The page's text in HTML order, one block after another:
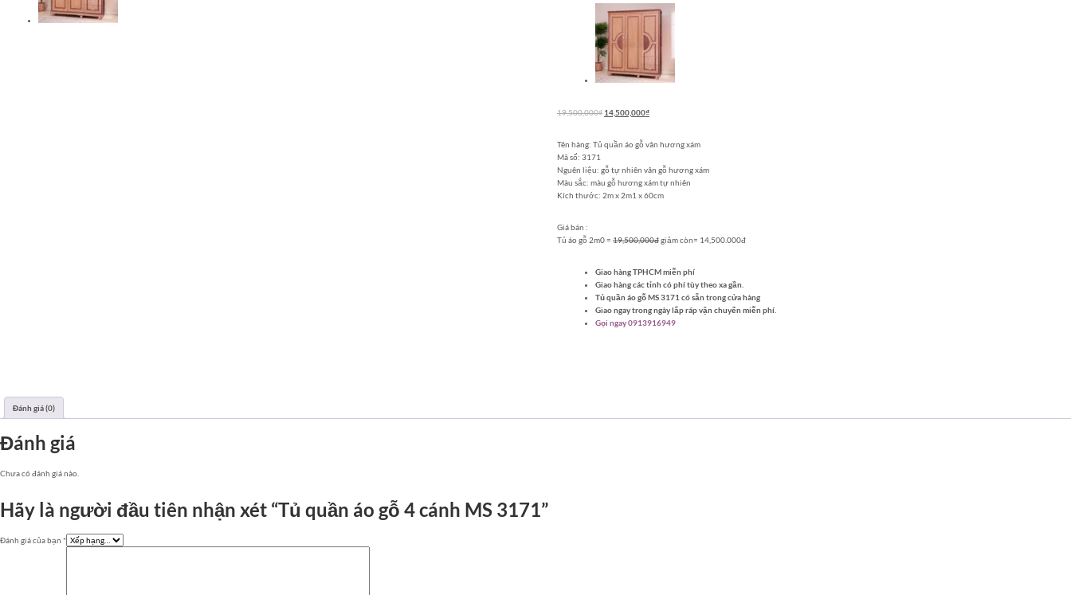
19,500,000₫ Giá
19,500,000₫.
14,500,000₫Giá
là:
Tên hàng: Tủ quần áo gỗ vân hương xám
Mã số: 3171
Nguên liệu: gỗ tự nhiên vân gỗ hương xám
Màu sắc: màu gỗ hương xám tự nhiên
Kích thước: 2m x 2m1 x 60cm
Giá bán :
Tủ áo gỗ 2m0 = 19,500,000đgiảm còn= 14,500.000đ
Giao hàng TPHCM miễn phí
Giao hàng các tỉnh có phí tùy theo xa gần.
Tủ quần áo gỗ MS 3171 có sẵn trong cửa hàng
Giao ngay trong ngày lắp ráp vận chuyển miễn phí.
Gọi ngay 0913916949
Đánh giá (0)
Đánh giá
Chưa có đánh giá nào.
Hãy là người đầu tiên nhận xét “Tủ quần áo gỗ 4 cánh MS 3171”
Đánh giá của bạn *